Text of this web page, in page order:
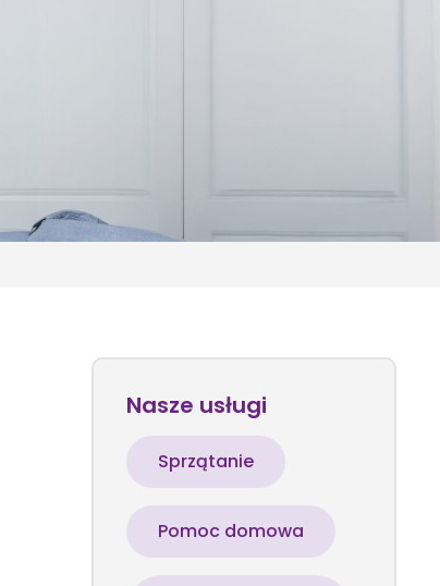
Nasze usługi
Sprzątanie
Pomoc domowa